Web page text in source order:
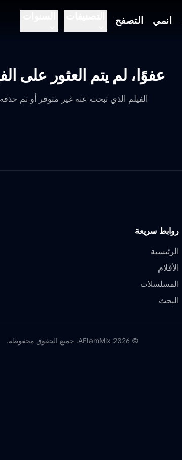
انمي التصفح
عفوًا، لم يتم العثور على
الفيلم الذي تبحث عنه غير متوفر أو تم
روابط سريعة
الرئيسية
الأفلام
المسلسلات
البحث
©
2026